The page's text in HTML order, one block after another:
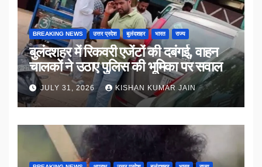
BREAKING NEWS उत्तर प्रदेश बुलंदशहर भारत राज्य
बुलंदशहर में रिकवरी एजेंटों की दबंगई, वाहन
चालकों ने उठाए पुलिस की भूमिका पर सवाल
JULY 31, 2026 KISHAN KUMAR JAIN